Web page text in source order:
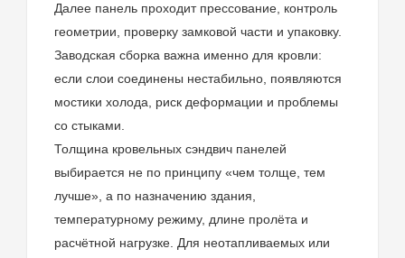
Далее панель проходит прессование, контроль
геометрии, проверку замковой части и упаковку.
Заводская сборка важна именно для кровли:
если слои соединены нестабильно, появляются
мостики холода, риск деформации и проблемы
со стыками.
Толщина кровельных сэндвич панелей
выбирается не по принципу «чем толще, тем
лучше», а по назначению здания,
температурному режиму, длине пролёта и
расчётной нагрузке. Для неотапливаемых или